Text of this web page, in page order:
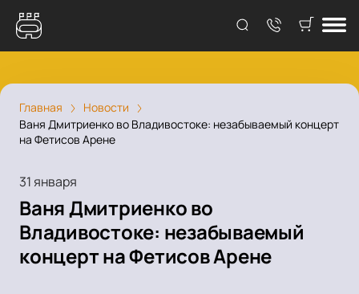
Главная
Новости
Ваня Дмитриенко во Владивостоке: незабываемый концерт
на Фетисов Арене
31 января
Ваня Дмитриенко во
Владивостоке: незабываемый
концерт на Фетисов Арене